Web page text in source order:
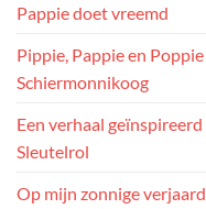
Pappie doet vreemd
Pippie, Pappie en
Schiermonnikoog
Een verhaal
Sleutelrol
Op mijn zonnige